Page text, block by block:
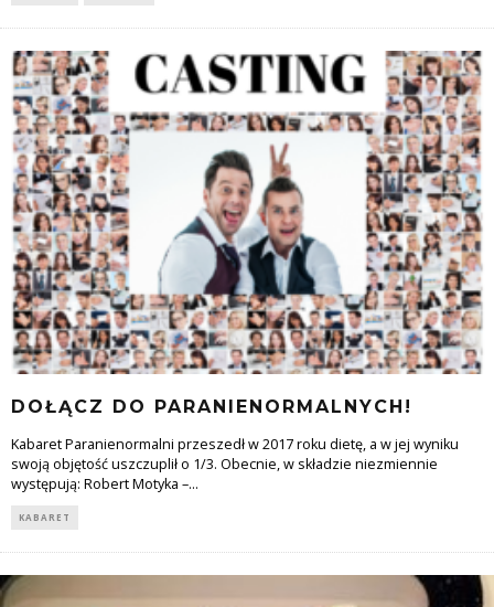
DOŁĄCZ DO PARANIENORMALNYCH!
Kabaret Paranienormalni przeszedł w 2017 roku dietę, a w jej wyniku
swoją objętość uszczuplił o 1/3. Obecnie, w składzie niezmiennie
występują: Robert Motyka –...
KABARET